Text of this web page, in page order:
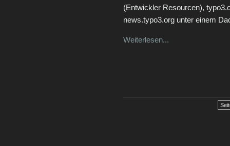
(Entwickler Resourcen),
news.typo3.org unter einem
Weiterlesen...